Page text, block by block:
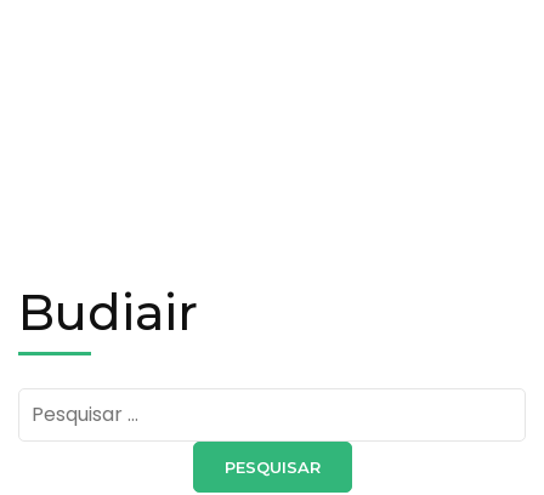
Budiair
Pesquisar
por: